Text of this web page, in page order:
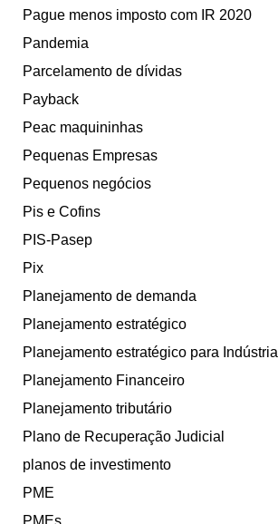
Pague menos imposto com IR 2020
Pandemia
Parcelamento de dívidas
Payback
Peac maquininhas
Pequenas Empresas
Pequenos negócios
Pis e Cofins
PIS-Pasep
Pix
Planejamento de demanda
Planejamento estratégico
Planejamento estratégico para Indústria
Planejamento Financeiro
Planejamento tributário
Plano de Recuperação Judicial
planos de investimento
PME